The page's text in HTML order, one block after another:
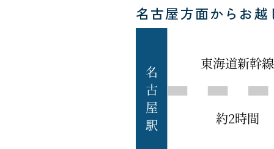
名古屋方面からお越